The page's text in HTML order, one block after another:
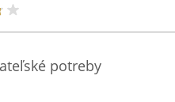
potreby